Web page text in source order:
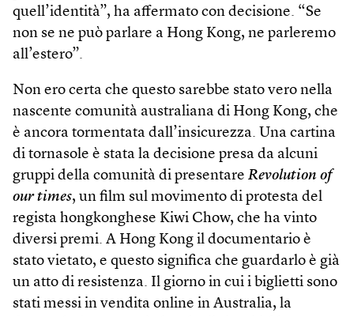
quell’identità”, ha affermato con decisione. “Se
non se ne può parlare a Hong Kong, ne parleremo
all’estero”.
Non ero certa che questo sarebbe stato vero nella
nascente comunità australiana di Hong Kong, che
è ancora tormentata dall’insicurezza. Una cartina
di tornasole è stata la decisione presa da alcuni
gruppi della comunità di presentare Revolution of
our times, un film sul movimento di protesta del
regista hong­konghese Kiwi Chow, che ha vinto
diversi premi. A Hong Kong il documentario è
stato vietato, e questo significa che guardarlo è già
un atto di resistenza. Il giorno in cui i biglietti sono
stati messi in vendita on­line in Australia, la